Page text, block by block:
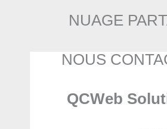
NUAGE
NOUS
QCWeb